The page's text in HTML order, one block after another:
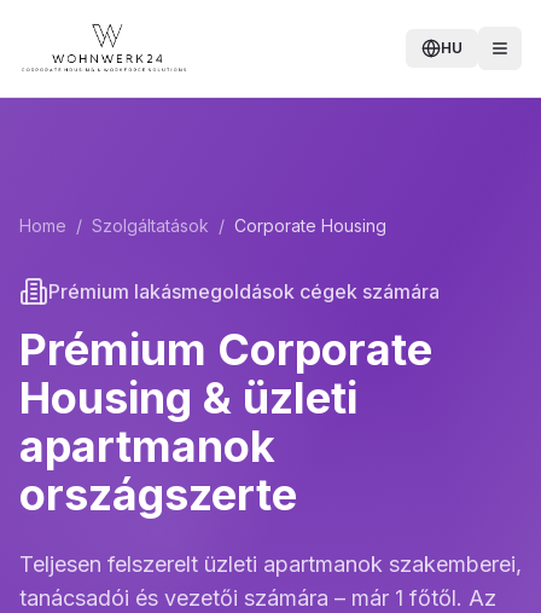
HU
Home / Szolgáltatások / Corporate Housing
Prémium lakásmegoldások cégek számára
Prémium Corporate
Housing & üzleti
apartmanok
országszerte
Teljesen felszerelt üzleti apartmanok szakemberei,
tanácsadói és vezetői számára – már 1 főtől. Az